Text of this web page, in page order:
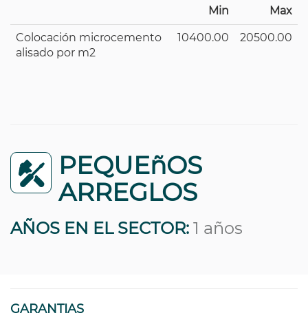
Min Max
Colocación microcemento
alisado por m2
10400.00 20500.00
PEQUEñOS
ARREGLOS
AÑOS EN EL SECTOR: 1 años
GARANTIAS